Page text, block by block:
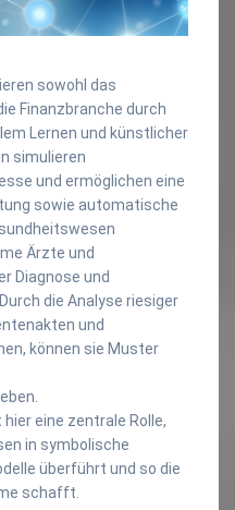
sowohl das
Finanzbranche durch
Lernen und künstlicher
simulieren
und ermöglichen eine
sowie automatische
Ärzte und
Diagnose und
die Analyse riesiger
und
können sie Muster
eine zentrale Rolle,
in symbolische
überführt und so die
schafft.